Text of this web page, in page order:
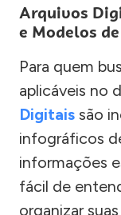
Arquivos
e Modelos
Para quem
aplicáveis no
Digitais são
infográficos
informações
fácil de
organizar